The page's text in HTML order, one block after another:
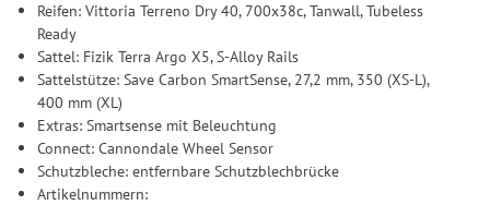
Reifen: Vittoria Terreno Dry 40, 700x38c, Tanwall, Tubeless
Ready
Sattel: Fizik Terra Argo X5, S-Alloy Rails
Sattelstütze: Save Carbon SmartSense, 27,2 mm, 350 (XS-L),
400 mm (XL)
Extras: Smartsense mit Beleuchtung
Connect: Cannondale Wheel Sensor
Schutzbleche: entfernbare Schutzblechbrücke
Artikelnummern: